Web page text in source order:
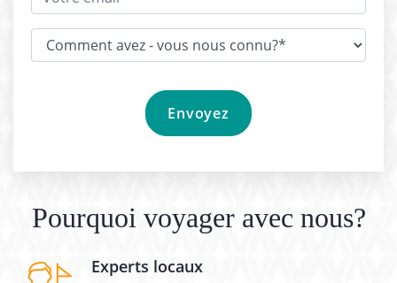
Pourquoi voyager avec nous?
Experts locaux